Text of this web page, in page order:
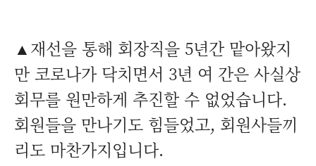
▲재선을 통해 회장직을 5년간 맡아왔지
만 코로나가 닥치면서 3년 여 간은 사실상
회무를 원만하게 추진할 수 없었습니다.
회원들을 만나기도 힘들었고, 회원사들끼
리도 마찬가지입니다.